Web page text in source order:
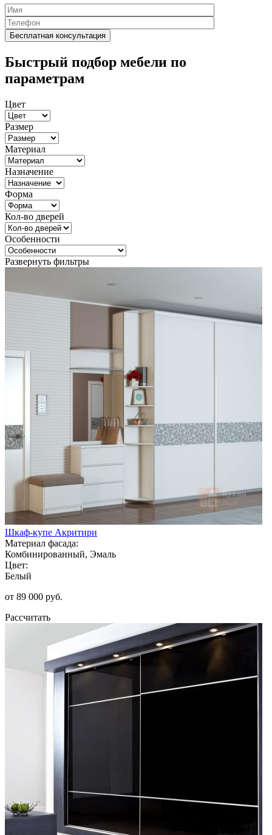
Быстрый подбор мебели по
параметрам
Цвет
Размер
Материал
Назначение
Форма
Кол-во дверей
Особенности
Развернуть фильтры
Шкаф-купе Акритири
Материал фасада:
Комбинированный, Эмаль
Цвет:
Белый
от 89 000 руб.
Рассчитать